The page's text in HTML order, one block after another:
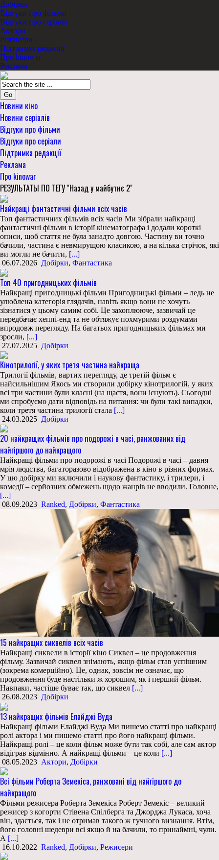
Добірки
Відгуки про фільми
Відгуки про серіали
Актори
Режисери
Підтримка редакції
Про kinowar
Реклама
Go
Новини кіно
Новини серіалів
Відгуки про фільми
Відгуки про серіали
Підтримка редакції
Реклама
Про kinowar
РЕЗУЛЬТАТЫ ПО ТЕГУ "Назад у майбутнє 2"
Найкращі фантастичні фільми всіх часів
Топ фантастичних фільмів всіх часів Ми зібрали найкращі
фантастичні фільми в історії кінематографа і додали короткі
описи, щоб стаття не була занадто довгою. Частину ви точно
бачили, частина є невмирущою класикою, а на кілька стрічок, які
ви могли не бачити, [...]
06.07.2026 Добірки, Фантастика
Топ 40 пригодницьких фільмів
Найкращі пригодницькі фільми Пригодницькі фільми – ледь не
улюблена категорія глядачів, навіть якщо вони не хочуть
зізнатися у цьому самим собі. Це захоплююче, зазвичай це
передбачає хеппі-енд та не обтяжує похмурими роздумами
впродовж перегляду. На багатьох пригодницьких фільмах ми
зросли, [...]
27.07.2025 Добірки
Кінотрилогії, у яких третя частина найкраща
Трилогії фільмів, вартих перегляду, де третій фільм є
найсильнішим Якось ми створили добірку кінотрилогій, у яких
всі три частини були класні (на щастя, вони існують). Сьогодні
ми спробуємо дати відповідь на питання: чи були такі випадки,
коли третя частина трилогії стала [...]
24.03.2025 Добірки
20 найкращих фільмів про подорожі в часі, ранжованих від
найгіршого до найкращого
Найкращі фільми про подорожі в часі Подорожі в часі – давня
мрія людства, багаторазово відображена в кіно в різних формах.
У цю добірку ми включили і наукову фантастику, і трилери, і
комедії – серйозних обмежень щодо жанрів не вводили. Головне,
[...]
08.09.2023 Ranked, Добірки, Фантастика
15 найкращих сиквелів всіх часів
Найкращі сиквели в історії кіно Сиквел – це продовження
фільму. Зазвичай сиквел знімають, якщо фільм став успішним
(зокрема комерційно). Це, однак, зовсім не означає, що
продовження буде настільки ж хорошим, як і перший фільм.
Навпаки, частіше буває так, що сиквел [...]
26.08.2023 Добірки
13 найкращих фільмів Елайджі Вуда
Найкращі фільми Елайджі Вуда Ми пишемо статті про найкращі
ролі актора і ми пишемо статті про його найкращі фільми.
Найкращі ролі – це коли фільм може бути так собі, але сам актор
відіграв відмінно. А найкращі фільми – це коли [...]
08.05.2023 Актори, Добірки
Всі фільми Роберта Земекіса, ранжовані від найгіршого до
найкращого
Фільми режисера Роберта Земекіса Роберт Земекіс – великий
режисер з когорти Стівена Спілберга та Джорджа Лукаса, хоча
він, здається, так і не отримав такого ж гучного визнання. Втім,
його головні шедеври всі якщо й на бачили, то принаймні, чули.
А [...]
16.10.2022 Ranked, Добірки, Режисери